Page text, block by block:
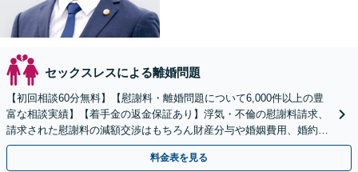
セックスレスによる離婚問題
【初回相談60分無料】【慰謝料・離婚問題について6,000件以上の豊
富な相談実績】【着手金の返金保証あり】浮気・不倫の慰謝料請求、
請求された慰謝料の減額交渉はもちろん財産分与や婚姻費用、婚約破
棄など様々な離婚・男女問題の解決実績が豊富です。
料金表を見る